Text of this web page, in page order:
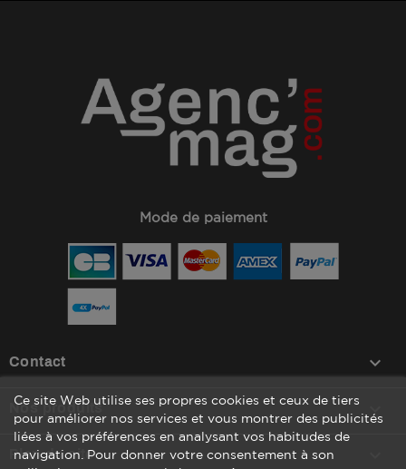
Mode de paiement
Contact keyboard_arrow_down
Nos produits 
Plan du site
Ce site Web utilise ses propres cookies et ceux de tiers
pour améliorer nos services et vous montrer des publicités
liées à vos préférences en analysant vos habitudes de
navigation. Pour donner votre consentement à son